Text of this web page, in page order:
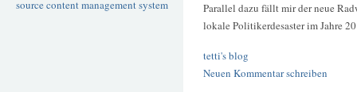
Parallel dazu fällt mir der neue
lokale Politikerdesaster im Jahre
tetti's blog
Neuen Kommentar schreiben